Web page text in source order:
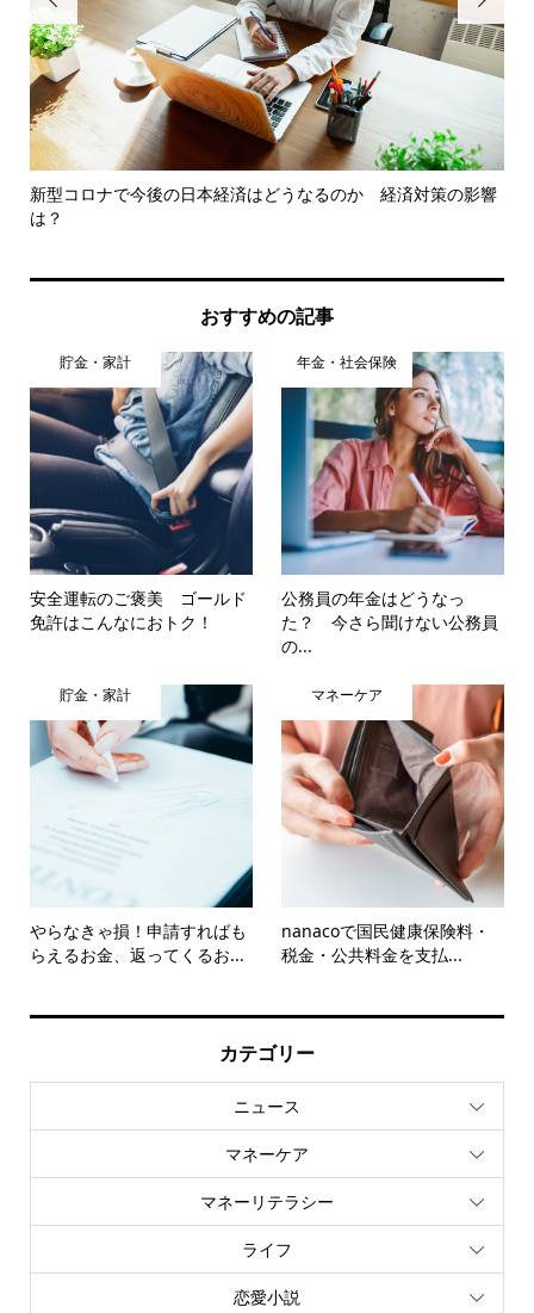
新型コロナで今後の日本経済はどうなるのか 経済対策の影響
は？
おすすめの記事
貯金・家計
安全運転のご褒美 ゴールド
免許はこんなにおトク！
年金・社会保険
公務員の年金はどうなっ
た？ 今さら聞けない公務員
の...
貯金・家計
やらなきゃ損！申請すればも
らえるお金、返ってくるお...
マネーケア
nanacoで国民健康保険料・
税金・公共料金を支払...
カテゴリー
ニュース
マネーケア
マネーリテラシー
ライフ
恋愛小説